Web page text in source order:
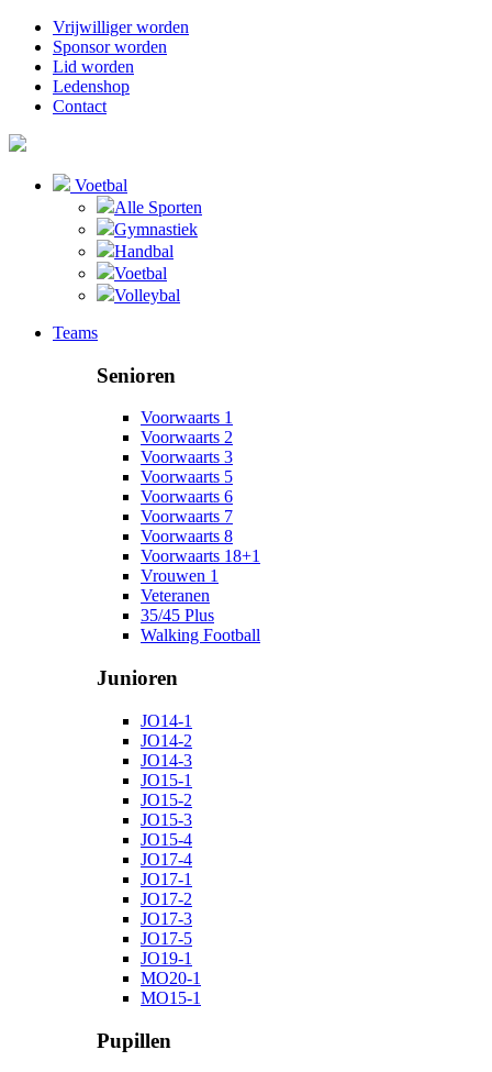
Vrijwilliger worden
Sponsor worden
Lid worden
Ledenshop
Contact
Voetbal
Alle Sporten
Gymnastiek
Handbal
Voetbal
Volleybal
Teams
Senioren
Voorwaarts 1
Voorwaarts 2
Voorwaarts 3
Voorwaarts 5
Voorwaarts 6
Voorwaarts 7
Voorwaarts 8
Voorwaarts 18+1
Vrouwen 1
Veteranen
35/45 Plus
Walking Football
Junioren
JO14-1
JO14-2
JO14-3
JO15-1
JO15-2
JO15-3
JO15-4
JO17-4
JO17-1
JO17-2
JO17-3
JO17-5
JO19-1
MO20-1
MO15-1
Pupillen